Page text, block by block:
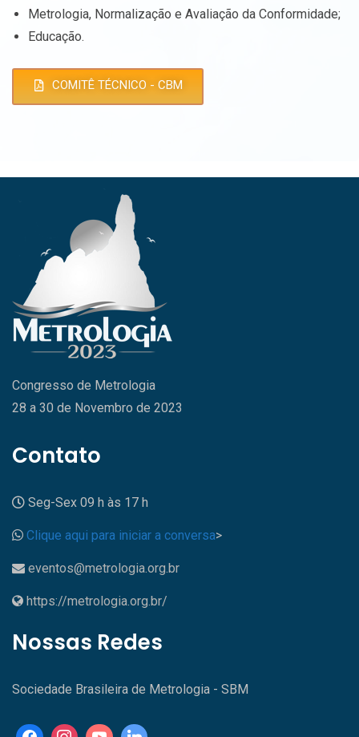
Metrologia, Normalização e Avaliação da Conformidade;
Educação.
COMITÊ TÉCNICO - CBM
Congresso de Metrologia
28 a 30 de Novembro de 2023
Contato
Seg-Sex 09 h às 17 h
Clique aqui para iniciar a conversa>
eventos@metrologia.org.br
https://metrologia.org.br/
Nossas Redes
Sociedade Brasileira de Metrologia - SBM